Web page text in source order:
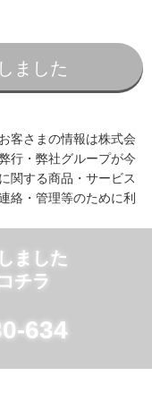
ました
客さまの情報は株式会
行・弊社グループが今
関する商品・サービス
絡・管理等のために利
ました
チラ
634